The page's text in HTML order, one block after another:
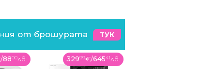
от брошурата ТУК
64541лв. 32499€/63563лв.